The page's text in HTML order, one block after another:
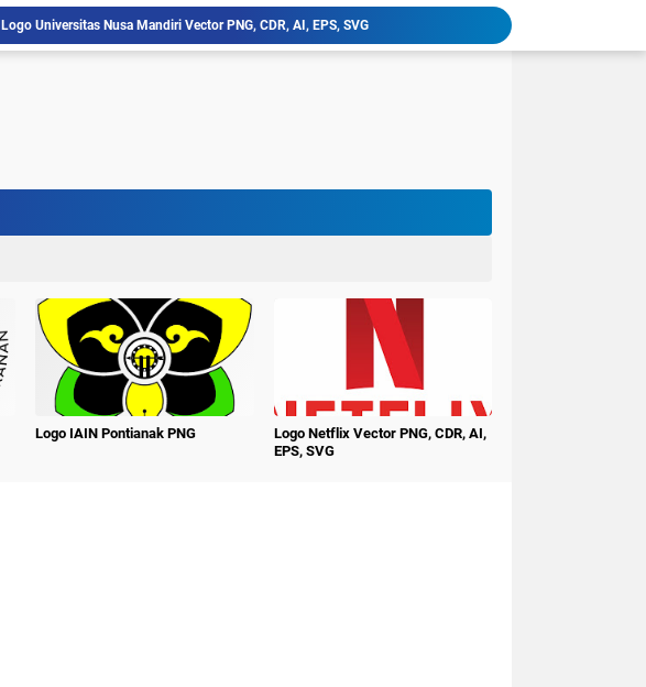
Logo Universitas Nusa Mandiri Vector PNG, CDR, AI, EPS, SVG
Logo Kabupaten Barito Selatan, Klik Vector PNG, CDR, AI, EPS, SVG
Logo Universitas Pesantren Darululum UNIPDU Jombang PNG
Logo IAIN Pontianak PNG
Logo Netflix Vector PNG, CDR, AI,
EPS, SVG